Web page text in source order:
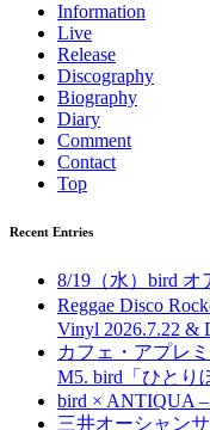
Information
Live
Release
Discography
Biography
Diary
Comment
Contact
Top
Recent Entries
8/19（水）bird
Reggae Disco
Vinyl 2026.7.22 &
カフェ・アプレ
M5. bird「ひとり
bird × ANTIQUA
三井オーシャン